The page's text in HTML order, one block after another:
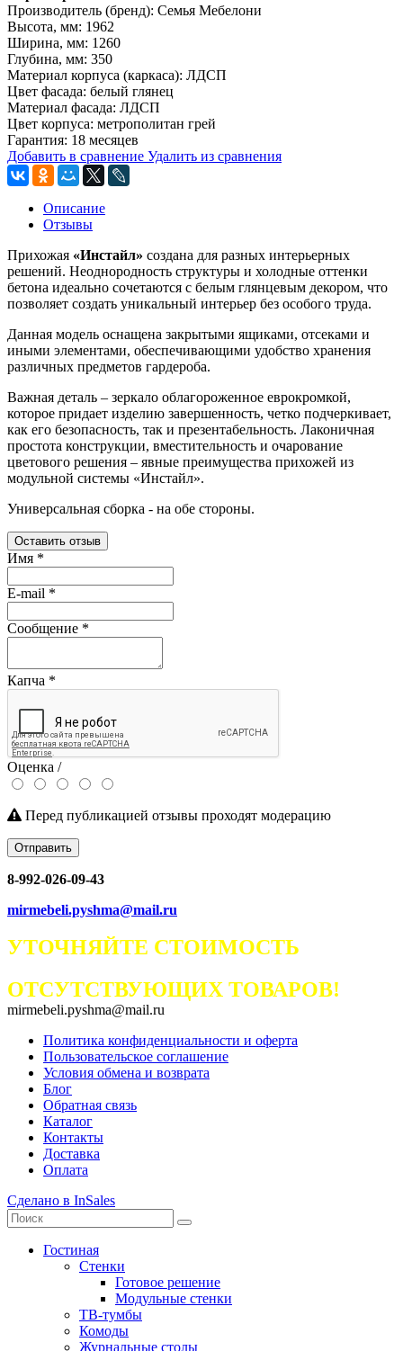
Производитель (бренд): Семья Мебелони
Высота, мм: 1962
Ширина, мм: 1260
Глубина, мм: 350
Материал корпуса (каркаса): ЛДСП
Цвет фасада: белый глянец
Материал фасада: ЛДСП
Цвет корпуса: метрополитан грей
Гарантия: 18 месяцев
Добавить в сравнение Удалить из сравнения
Описание
Отзывы
Прихожая «Инстайл» создана для разных интерьерных
решений. Неоднородность структуры и холодные оттенки
бетона идеально сочетаются с белым глянцевым декором, что
позволяет создать уникальный интерьер без особого труда.
Данная модель оснащена закрытыми ящиками, отсеками и
иными элементами, обеспечивающими удобство хранения
различных предметов гардероба.
Важная деталь – зеркало облагороженное еврокромкой,
которое придает изделию завершенность, четко подчеркивает,
как его безопасность, так и презентабельность. Лаконичная
простота конструкции, вместительность и очарование
цветового решения – явные преимущества прихожей из
модульной системы «Инстайл».
Универсальная сборка - на обе стороны.
Оставить отзыв
Имя *
E-mail *
Сообщение *
Капча *
Оценка /
Перед публикацией отзывы проходят модерацию
Отправить
8-992-026-09-43
mirmebeli.pyshma@mail.ru
УТОЧНЯЙТЕ СТОИМОСТЬ
ОТСУТСТВУЮЩИХ ТОВАРОВ!
mirmebeli.pyshma@mail.ru
Политика конфиденциальности и оферта
Пользовательское соглашение
Условия обмена и возврата
Блог
Обратная связь
Каталог
Контакты
Доставка
Оплата
Сделано в InSales
Гостиная
Стенки
Готовое решение
Модульные стенки
ТВ-тумбы
Комоды
Журнальные столы